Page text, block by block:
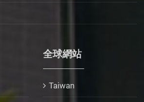
全球網站
Taiwan